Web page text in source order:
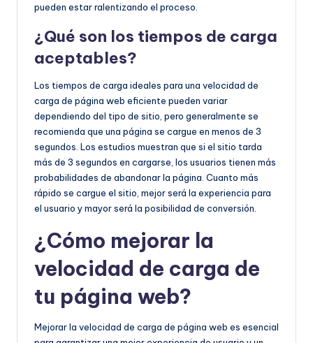
pueden estar ralentizando el proceso.
¿Qué son los tiempos de carga
aceptables?
Los tiempos de carga ideales para una velocidad de
carga de página web eficiente pueden variar
dependiendo del tipo de sitio, pero generalmente se
recomienda que una página se cargue en menos de 3
segundos. Los estudios muestran que si el sitio tarda
más de 3 segundos en cargarse, los usuarios tienen más
probabilidades de abandonar la página. Cuanto más
rápido se cargue el sitio, mejor será la experiencia para
el usuario y mayor será la posibilidad de conversión.
¿Cómo mejorar la
velocidad de carga de
tu página web?
Mejorar la velocidad de carga de página web es esencial